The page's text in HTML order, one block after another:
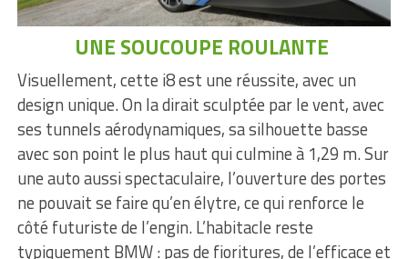
UNE SOUCOUPE ROULANTE
Visuellement, cette i8 est une réussite, avec un
design unique. On la dirait sculptée par le vent, avec
ses tunnels aérodynamiques, sa silhouette basse
avec son point le plus haut qui culmine à 1,29 m. Sur
une auto aussi spectaculaire, l’ouverture des portes
ne pouvait se faire qu’en élytre, ce qui renforce le
côté futuriste de l’engin. L’habitacle reste
typiquement BMW : pas de fioritures, de l’efficace et